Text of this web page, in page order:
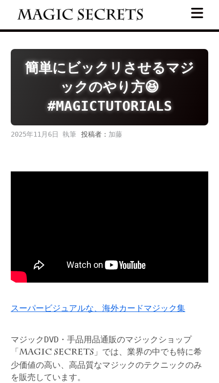
簡単にビックリさせるマジ
ックのやり方😆
#MAGICTUTORIALS
2025年11月6日 投稿者： 加藤
スーパービジュアルな、海外カードマジック集
マジックDVD・手品用品通販のマジックショップ
「 MAGIC SECRETS 」では、業界の中でも特に希
少価値の高い、高品質なマジックのテクニックのみ
を販売しています。